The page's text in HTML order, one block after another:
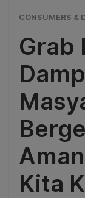
CONSUMERS &
Grab
Kita